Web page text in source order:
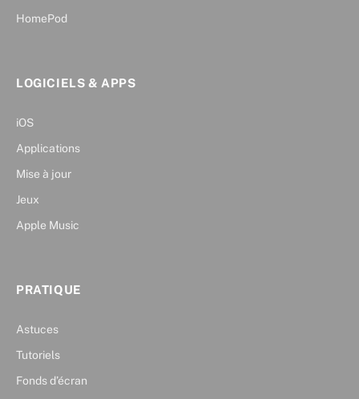
HomePod
LOGICIELS & APPS
iOS
Applications
Mise à jour
Jeux
Apple Music
PRATIQUE
Astuces
Tutoriels
Fonds d’écran